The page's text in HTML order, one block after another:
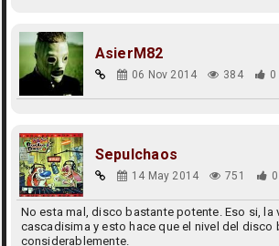
AsierM82
06 Nov 2014 384 0
Sepulchaos
14 May 2014 751 0
No esta mal, disco bastante potente. Eso si, la
cascadisima y esto hace que el nivel del disco
considerablemente.